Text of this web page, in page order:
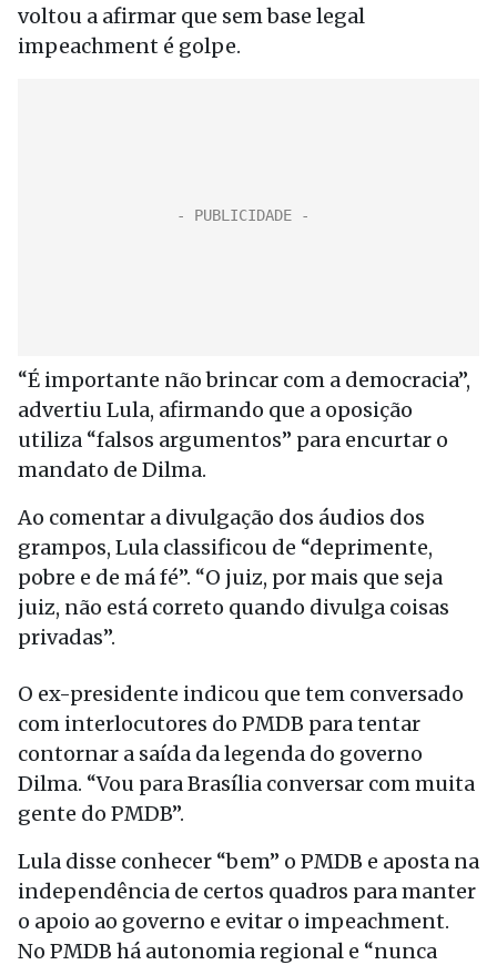
voltou a afirmar que sem base legal
impeachment é golpe.
“É importante não brincar com a democracia”,
advertiu Lula, afirmando que a oposição
utiliza “falsos argumentos” para encurtar o
mandato de Dilma.
Ao comentar a divulgação dos áudios dos
grampos, Lula classificou de “deprimente,
pobre e de má fé”. “O juiz, por mais que seja
juiz, não está correto quando divulga coisas
privadas”.
O ex-presidente indicou que tem conversado
com interlocutores do PMDB para tentar
contornar a saída da legenda do governo
Dilma. “Vou para Brasília conversar com muita
gente do PMDB”.
Lula disse conhecer “bem” o PMDB e aposta na
independência de certos quadros para manter
o apoio ao governo e evitar o impeachment.
No PMDB há autonomia regional e “nunca